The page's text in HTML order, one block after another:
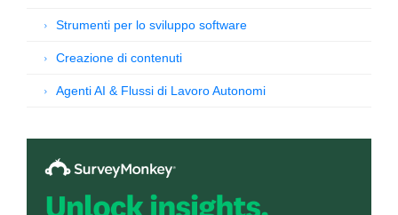
Strumenti per lo sviluppo software
Creazione di contenuti
Agenti AI & Flussi di Lavoro Autonomi